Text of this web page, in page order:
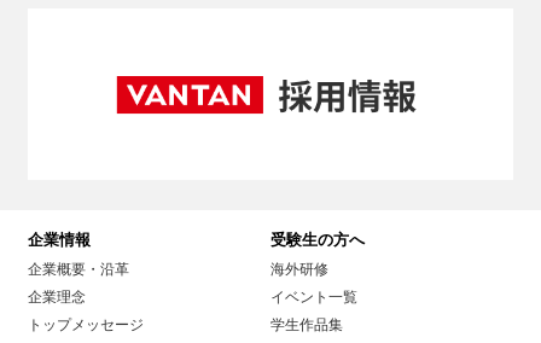
企業情報
企業概要・沿革
企業理念
トップメッセージ
受験生の方へ
海外研修
イベント一覧
学生作品集